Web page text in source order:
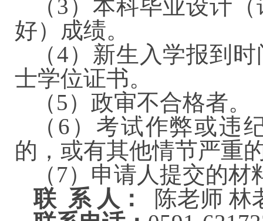
（3）本科毕业设计
好）成绩。
（4）新生入学报到
士学位证书。
（5）政审不合格者。
（6）考试作弊或违
的，或有其他情节严重
（7）申请人提交的
联 系 人：
陈老师